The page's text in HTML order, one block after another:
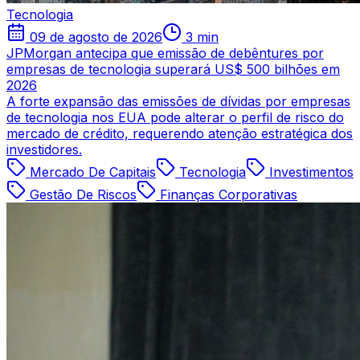
Tecnologia
09 de agosto de 2026
3 min
JPMorgan antecipa que emissão de debêntures por
empresas de tecnologia superará US$ 500 bilhões em
2026
A forte expansão das emissões de dívidas por empresas
de tecnologia nos EUA pode alterar o perfil de risco do
mercado de crédito, requerendo atenção estratégica dos
investidores.
Mercado De Capitais
Tecnologia
Investimentos
Gestão De Riscos
Finanças Corporativas